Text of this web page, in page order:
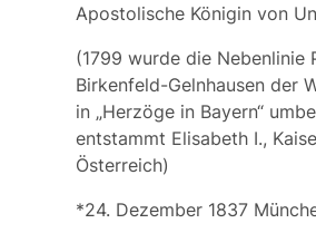
Apostolische Königin von
(1799 wurde die Nebenlinie
Birkenfeld-Gelnhausender
in „Herzöge in Bayern“
entstammt Elisabeth I.,
Österreich)
*24. Dezember 1837